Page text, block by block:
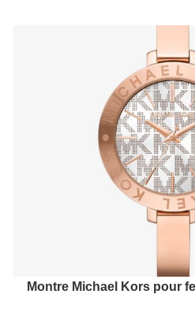
Montre Michael Kors pour